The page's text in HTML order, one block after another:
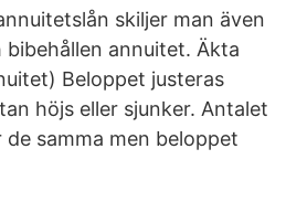
skiljer man även
annuitet. Äkta
Beloppet justeras
höjs eller sjunker. Antalet
samma men beloppet